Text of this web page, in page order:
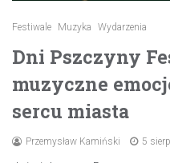
Festiwale Muzyka Wydarzenia
Dni Pszczyny
muzyczne
sercu miasta
Przemysław Kamiński 5